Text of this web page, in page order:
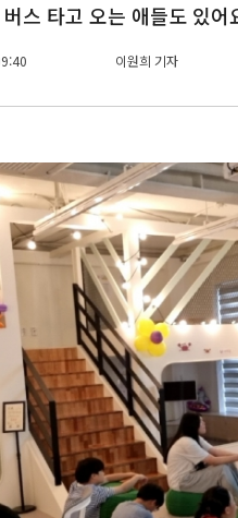
스 타고 오는 애들도 있어
이원희 기자